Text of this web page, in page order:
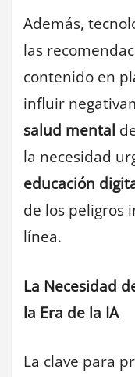
Además,
las
contenido en
influir
salud mental
la necesidad
educación
de los peligros
línea.
La Necesidad
la Era de la IA
La clave para